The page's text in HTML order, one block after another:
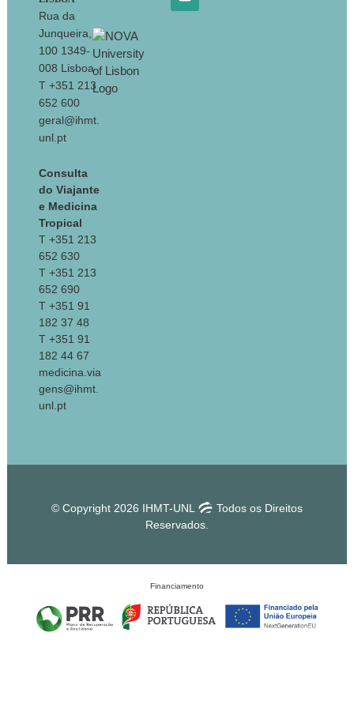
Rua da
Junqueira,
100 1349-
008 Lisboa
T +351 213
652 600
geral@ihmt.
unl.pt
Consulta
do Viajante
e Medicina
Tropical
T +351 213
652 630
T +351 213
652 690
T +351 91
182 37 48
T +351 91
182 44 67
medicina.via
gens@ihmt.
unl.pt
© Copyright 2026 IHMT-UNL
Todos os Direitos
Reservados.
Financiamento